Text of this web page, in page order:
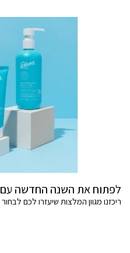
לפתוח את השנה החדשה עם
ריכזנו מגוון המלצות שיעזרו לכם